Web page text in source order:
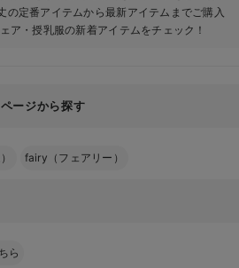
定番アイテムから最新アイテムまでご購入
ア・授乳服の新着アイテムをチェック！
ージから探す
fairy（フェアリー）
ら